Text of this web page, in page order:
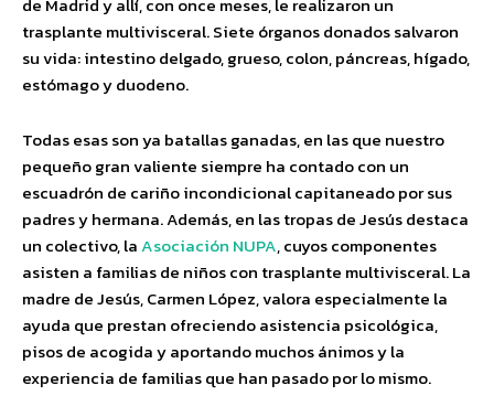
de Madrid y allí, con once meses, le realizaron un
trasplante multivisceral. Siete órganos donados salvaron
su vida: intestino delgado, grueso, colon, páncreas, hígado,
estómago y duodeno.
Todas esas son ya batallas ganadas, en las que nuestro
pequeño gran valiente siempre ha contado con un
escuadrón de cariño incondicional capitaneado por sus
padres y hermana. Además, en las tropas de Jesús destaca
un colectivo, laAsociación NUPA, cuyos componentes
asisten a familias de niños con trasplante multivisceral. La
madre de Jesús, Carmen López, valora especialmente la
ayuda que prestan ofreciendo asistencia psicológica,
pisos de acogida y aportando muchos ánimos y la
experiencia de familias que han pasado por lo mismo.